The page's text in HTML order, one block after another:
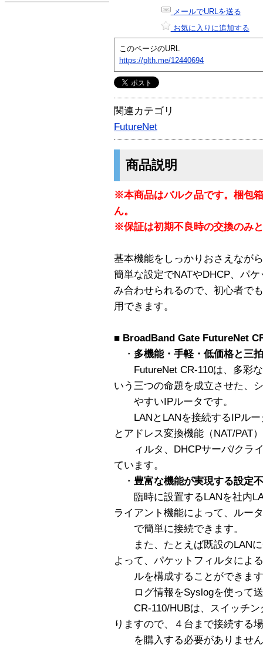
メールでURLを送る
お気に入りに追加する
このページのURL
https://plth.me/12440694
関連カテゴリ
FutureNet
商品説明
※本商品はバルク品です。梱包
ん。
※保証は初期不良時の交換のみ
基本機能をしっかりおさえなが
簡単な設定でNATやDHCP、パ
み合わせられるので、初心者で
用できます。
■ BroadBand Gate FutureNet
・ 多機能・手軽・低価格と三
FutureNet CR-110は、多彩な
いう三つの命題を成立させた、
やすいIPルータです。
LANとLANを接続するIPルー
とアドレス変換機能（NAT/PAT
ィルタ、DHCPサーバ/クライ
ています。
・ 豊富な機能が実現する設定
臨時に設置するLANを社内
ライアント機能によって、ルー
で簡単に接続できます。
また、たとえば既設のLANに
よって、パケットフィルタによ
ルを構成することができま
ログ情報をSyslogを使って送
CR-110/HUBは、スイッチン
りますので、４台まで接続する
を購入する必要がありませ